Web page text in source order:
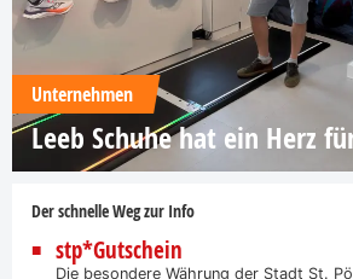
Unternehmen
Leeb Schuhe hat ein Herz
Der schnelle Weg zur Info
stp*Gutschein
Die besondere Währung der Stadt St.